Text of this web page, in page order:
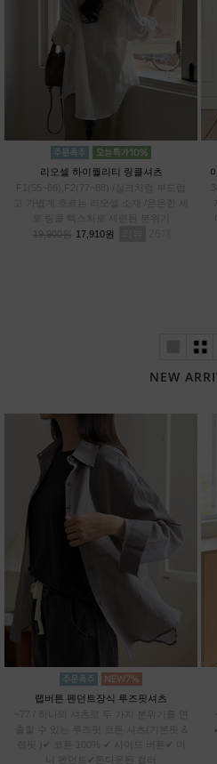
리오셀 하이퀄리티 링클셔츠
F1(55~66),F2(77~88) /실크처럼 부드럽
고 가볍게 흐르는 리오셀 소재 /은은한 세
로 링클 텍스처로 세련된 분위기
19,900원 17,910원
NEW
랩버튼 펜던트장식 루즈핏셔츠
~77 / 하나의 셔츠로 두 가지 분위기를 연
출할 수 있는 루즈핏 코튼 셔츠(기본핏 &
랩핏 )✔ 코튼 100% ✔ 사이드 버튼✔ 미
니 펜던트✔톤다운된 컬러